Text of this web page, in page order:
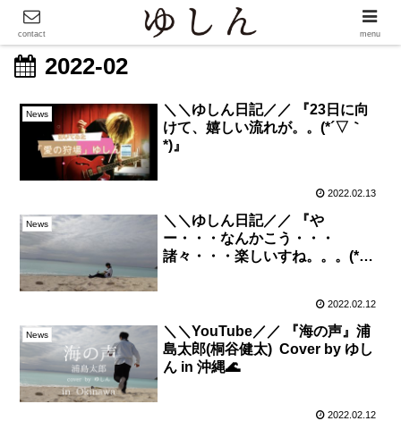
2022-02
News
＼＼ゆしん日記／／ 『23日に向
けて、嬉しい流れが。。(*´▽｀
*)』
2022.02.13
News
＼＼ゆしん日記／／ 『や
ー・・・なんかこう・・・
諸々・・・楽しいすね。。。(*ノ
2022.02.12
News
＼＼YouTube／／ 『海の声』浦
島太郎(桐谷健太) Cover by ゆし
ん in 沖縄🌊
2022.02.12
contact menu